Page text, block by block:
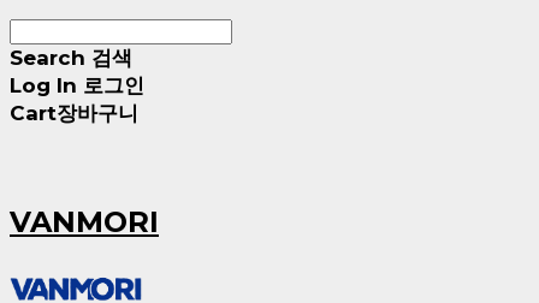
Search 검색
Log In 로그인
Cart장바구니
VANMORI